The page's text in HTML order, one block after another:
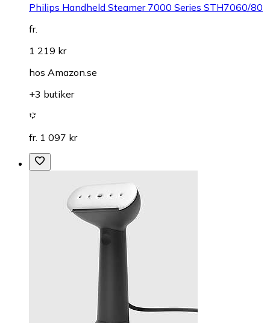
Philips Handheld Steamer 7000 Series STH7060/80
fr.
1 219 kr
hos Amazon.se
+3 butiker
fr. 1 097 kr